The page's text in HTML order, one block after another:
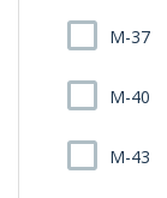
M-37
M-40
M-43